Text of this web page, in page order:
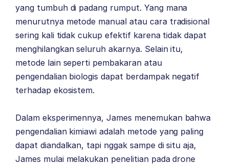
yang tumbuh di padang rumput. Yang mana
menurutnya metode manual atau cara tradisional
sering kali tidak cukup efektif karena tidak dapat
menghilangkan seluruh akarnya. Selain itu,
metode lain seperti pembakaran atau
pengendalian biologis dapat berdampak negatif
terhadap ekosistem.
Dalam eksperimennya, James menemukan bahwa
pengendalian kimiawi adalah metode yang paling
dapat diandalkan, tapi nggak sampe di situ aja,
James mulai melakukan penelitian pada drone